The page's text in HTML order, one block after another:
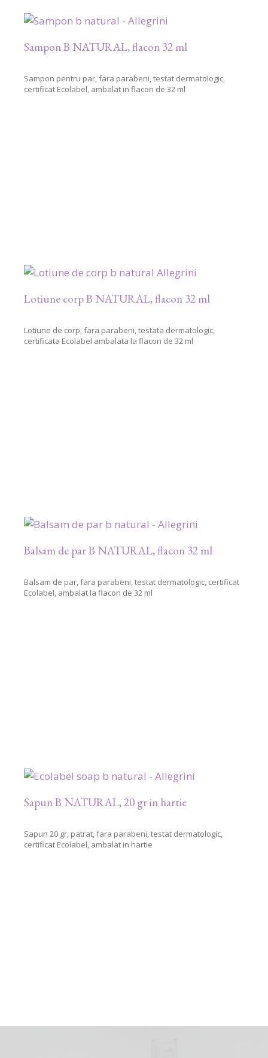
Sampon B NATURAL, flacon 32 ml
Sampon pentru par, fara parabeni, testat dermatologic,
certificat Ecolabel, ambalat in flacon de 32 ml
Lotiune corp B NATURAL, flacon 32 ml
Lotiune de corp, fara parabeni, testata dermatologic,
certificata Ecolabel ambalata la flacon de 32 ml
Balsam de par B NATURAL, flacon 32 ml
Balsam de par, fara parabeni, testat dermatologic, certificat
Ecolabel, ambalat la flacon de 32 ml
Sapun B NATURAL, 20 gr in hartie
Sapun 20 gr, patrat, fara parabeni, testat dermatologic,
certificat Ecolabel, ambalat in hartie